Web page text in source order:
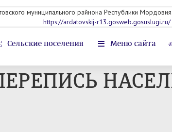
муниципального райнона Республики
https://ardatovskij-r13.gosweb.gosuslugi.ru/
Сельские поселения Меню сайта